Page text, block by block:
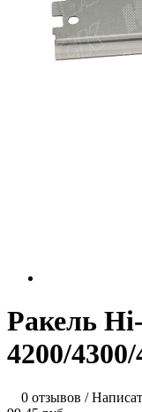
Ракель
4200/
0 отзывов /